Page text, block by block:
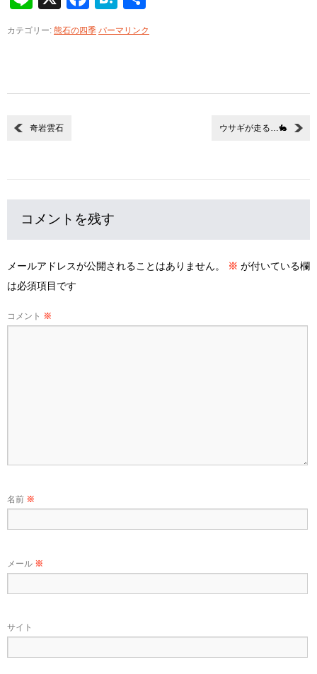
カテゴリー: 熊石の四季 パーマリンク
奇岩雲石 ウサギが走る…🐇
コメントを残す
メールアドレスが公開されることはありません。 ※ が付いている欄
は必須項目です
コメント ※
名前 ※
メール ※
サイト